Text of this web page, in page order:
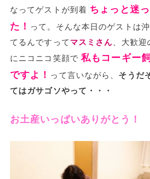
なってゲストが到着 ちょっと迷
た！ って。そんな本日のゲストは
てるんですって マスミさん 、大歓
にニコニコ笑顔で私もコーギー
ですよ！ って言いながら、 そうだ
てはガサゴソやって・・・
お土産いっぱいありがとう！